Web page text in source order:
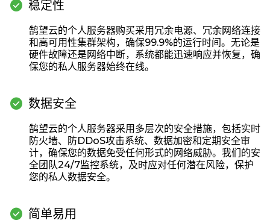
 稳定性
鹄望云的个人服务器购买采用冗余电源、冗余网络连接
和高可用性集群架构，确保99.9%的运行时间。无论是
硬件故障还是网络中断，系统都能迅速响应并恢复，确
保您的私人服务器始终在线。
 数据安全
鹄望云的个人服务器采用多层次的安全措施，包括实时
防火墙、防DDoS攻击系统、数据加密和定期安全审
计，确保您的数据免受任何形式的网络威胁。我们的安
全团队24/7监控系统，及时应对任何潜在风险，保护
您的私人数据安全。
 简单易用